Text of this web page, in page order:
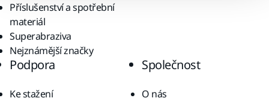
Příslušenství a spotřební
materiál
Superabraziva
Nejznámější značky
Podpora
Ke stažení
Společnost
O nás